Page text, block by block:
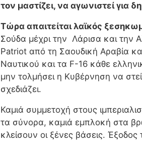
τον μαστίζει, να αγωνιστεί για
Τώρα απαιτείται λαϊκός
Σούδα μέχρι την Λάρισα και την
Patriot από τη Σαουδική Αραβία
Ναυτικού και τα F-16 κάθε
μην τολμήσει η Κυβέρνηση να
σχεδιάζει.
Καμιά συμμετοχή στους
τα σύνορα, καμιά εμπλοκή στα
κλείσουν οι ξένες βάσεις.